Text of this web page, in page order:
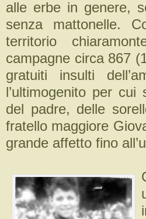
alle erbe in genere,
senza mattonelle.
territorio
campagne circa 867
gratuiti insulti
l’ultimogenito per
del padre, delle
fratello maggiore
grande affetto fino